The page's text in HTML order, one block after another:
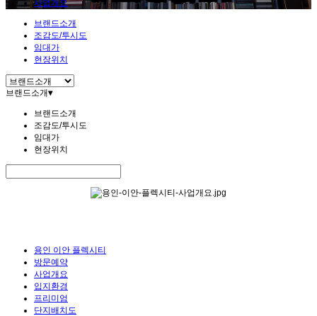
사업개요
브랜드소개
조감도/투시도
임대가
현장위치
브랜드소개▾
브랜드소개
조감도/투시도
임대가
현장위치
용인 이안 플렉시티
방문예약
사업개요
입지환경
프리미엄
단지배치도